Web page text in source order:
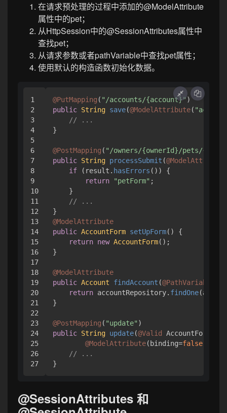
在请求预处理的过程中添加的@ModelAttribute
属性中的pet；
从HttpSession中的@SessionAttributes属性中
查找pet；
从请求参数或者pathVariable中查找pet属性；
使用默认的构造函数初始化数据。
1
2
3
4
5
6
7
8
9
10
11
12
13
14
15
16
17
18
19
20
21
22
23
24
25
26
@PutMapping ( "/accounts/{account}"
public String save(@ModelAttribute(
// ...
}
@PostMapping ( "/owners/{ownerId}/pets/
public String processSubmit (@ModelAttribute
if (result. hasErrors ()) {
return
"petForm" ;
    }
// ...
@ModelAttribute
public AccountForm setUpForm( ) {
return new AccountForm();
}
@ModelAttribute
public Account findAccount (@PathVariable
return accountRepository. findOne
}
@PostMapping ( "update"
public String update(@Valid
AccountForm
@ModelAttribute(binding=false
// ...
}
@SessionAttributes 和